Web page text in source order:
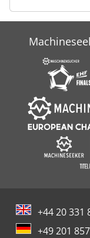
ledende
+44 20 331
+49 201